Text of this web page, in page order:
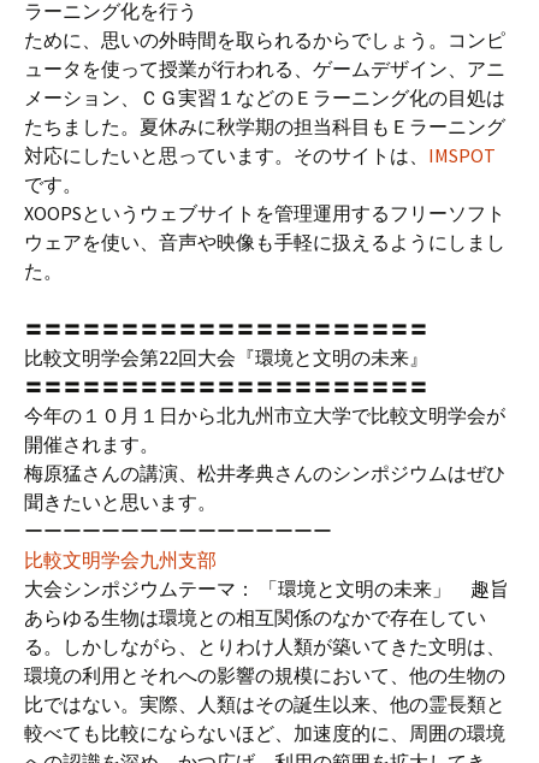
ラーニング化を行う
ために、思いの外時間を取られるからでしょう。コンピ
ュータを使って授業が行われる、ゲームデザイン、アニ
メーション、ＣＧ実習１などのＥラーニング化の目処は
たちました。夏休みに秋学期の担当科目もＥラーニング
対応にしたいと思っています。そのサイトは、 IMSPOT
です。
XOOPSというウェブサイトを管理運用するフリーソフト
ウェアを使い、音声や映像も手軽に扱えるようにしまし
た。
〓〓〓〓〓〓〓〓〓〓〓〓〓〓〓〓〓〓〓〓〓
比較文明学会第22回大会『環境と文明の未来』
〓〓〓〓〓〓〓〓〓〓〓〓〓〓〓〓〓〓〓〓〓
今年の１０月１日から北九州市立大学で比較文明学会が
開催されます。
梅原猛さんの講演、松井孝典さんのシンポジウムはぜひ
聞きたいと思います。
ーーーーーーーーーーーーーーーー
比較文明学会九州支部
大会シンポジウムテーマ： 「環境と文明の未来」 趣旨
あらゆる生物は環境との相互関係のなかで存在してい
る。しかしながら、とりわけ人類が築いてきた文明は、
環境の利用とそれへの影響の規模において、他の生物の
比ではない。実際、人類はその誕生以来、他の霊長類と
較べても比較にならないほど、加速度的に、周囲の環境